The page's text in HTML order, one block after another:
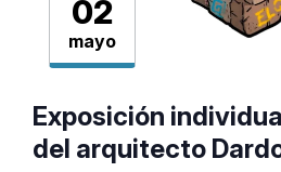
02
mayo
Exposición
del arquitecto